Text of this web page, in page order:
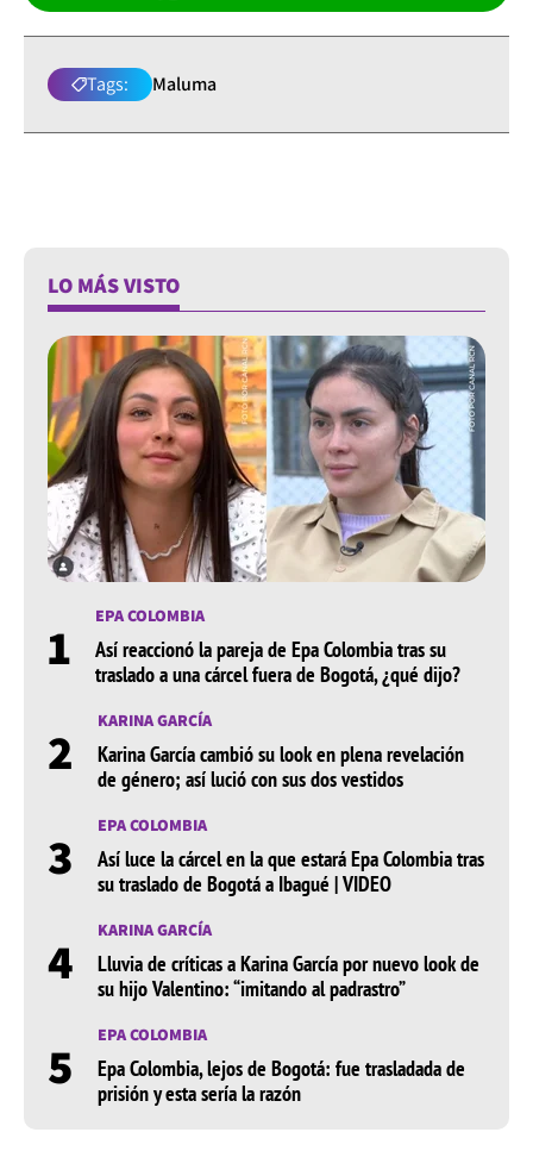
Tags: Maluma
LO MÁS VISTO
1 EPA COLOMBIA
Así reaccionó la pareja de Epa Colombia tras su
traslado a una cárcel fuera de Bogotá, ¿qué dijo?
2 KARINA GARCÍA
Karina García cambió su look en plena revelación
de género; así lució con sus dos vestidos
3 EPA COLOMBIA
Así luce la cárcel en la que estará Epa Colombia tras
su traslado de Bogotá a Ibagué | VIDEO
4 KARINA GARCÍA
Lluvia de críticas a Karina García por nuevo look de
su hijo Valentino: “imitando al padrastro”
5 EPA COLOMBIA
Epa Colombia, lejos de Bogotá: fue trasladada de
prisión y esta sería la razón